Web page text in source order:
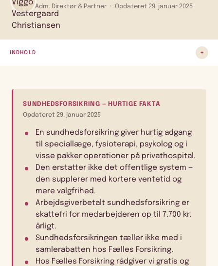
Adm. Direktør & Partner · Opdateret 29. januar 2025
INDHOLD +
SUNDHEDSFORSIKRING — HURTIGE FAKTA
Opdateret 29. januar 2025
En sundhedsforsikring giver hurtig adgang
til speciallæge, fysioterapi, psykolog og i
visse pakker operationer på privathospital.
Den erstatter ikke det offentlige system —
den supplerer med kortere ventetid og
mere valgfrihed.
Arbejdsgiverbetalt sundhedsforsikring er
skattefri for medarbejderen op til 7.700 kr.
årligt.
Sundhedsforsikringen tæller ikke med i
samlerabatten hos Fælles Forsikring.
Hos Fælles Forsikring rådgiver vi gratis og